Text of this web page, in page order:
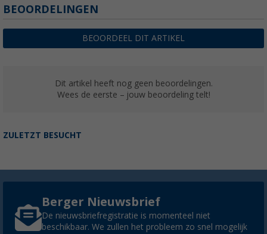
BEOORDELINGEN
BEOORDEEL DIT ARTIKEL
Dit artikel heeft nog geen beoordelingen.
Wees de eerste – jouw beoordeling telt!
ZULETZT BESUCHT
Berger Nieuwsbrief
De nieuwsbriefregistratie is momenteel niet
beschikbaar. We zullen het probleem zo snel mogelijk